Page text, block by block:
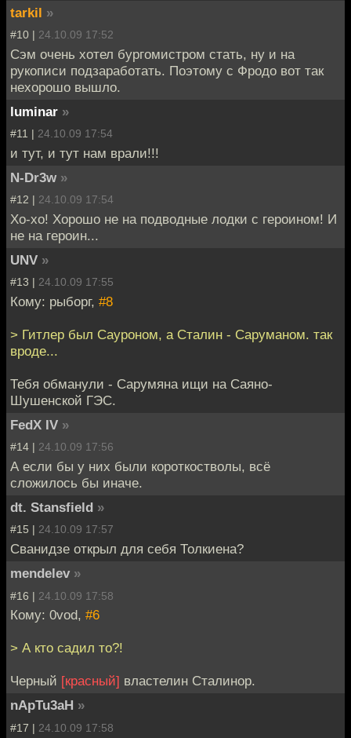
tarkil »
#10 | 24.10.09 17:52
Сэм очень хотел бургомистром стать, ну и на
рукописи подзаработать. Поэтому с Фродо вот так
нехорошо вышло.
luminar »
#11 | 24.10.09 17:54
и тут, и тут нам врали!!!
N-Dr3w »
#12 | 24.10.09 17:54
Хо-хо! Хорошо не на подводные лодки с героином! И
не на героин...
UNV »
#13 | 24.10.09 17:55
Кому: рыборг, #8
> Гитлер был Сауроном, а Сталин - Саруманом. так
вроде...
Тебя обманули - Сарумяна ищи на Саяно-
Шушенской ГЭС.
FedX IV »
#14 | 24.10.09 17:56
А если бы у них были короткостволы, всё
сложилось бы иначе.
dt. Stansfield »
#15 | 24.10.09 17:57
Сванидзе открыл для себя Толкиена?
mendelev »
#16 | 24.10.09 17:58
Кому: 0vod, #6
> А кто садил то?!
Черный [красный] властелин Сталинор.
nApTu3aH »
#17 | 24.10.09 17:58